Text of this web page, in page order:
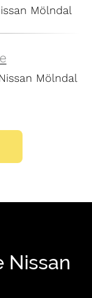
Mölndal
Mölndal
Nissan